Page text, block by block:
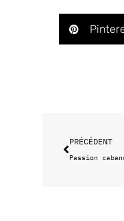
PRÉCÉDENT